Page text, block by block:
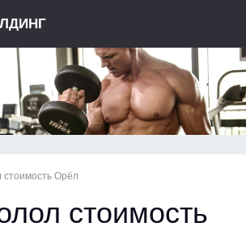
стоимость Орёл
стоимость